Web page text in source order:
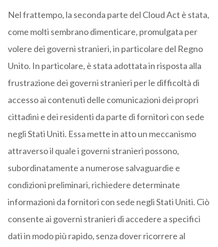
Nel frattempo, la seconda parte del Cloud Act è stata,
come molti sembrano dimenticare, promulgata per
volere dei governi stranieri, in particolare del Regno
Unito. In particolare, è stata adottata in risposta alla
frustrazione dei governi stranieri per le difficoltà di
accesso ai contenuti delle comunicazioni dei propri
cittadini e dei residenti da parte di fornitori con sede
negli Stati Uniti. Essa mette in atto un meccanismo
attraverso il quale i governi stranieri possono,
subordinatamente a numerose salvaguardie e
condizioni preliminari, richiedere determinate
informazioni da fornitori con sede negli Stati Uniti. Ciò
consente ai governi stranieri di accedere a specifici
dati in modo più rapido, senza dover ricorrere al